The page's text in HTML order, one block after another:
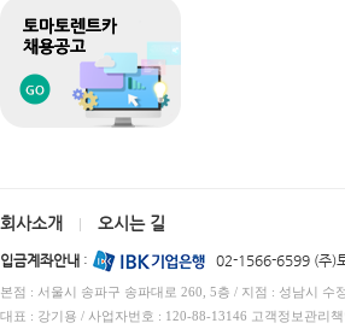
회사소개 오시는 길
입금계좌안내 : 02-1566-6599 (주)
본점 : 서울시 송파구 송파대로 260, 5층 / 지점 : 성남시 수
대표 : 강기용 / 사업자번호 : 120-88-13146 고객정보관리